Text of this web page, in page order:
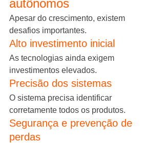
autônomos
Apesar do crescimento, existem
desafios importantes.
Alto investimento inicial
As tecnologias ainda exigem
investimentos elevados.
Precisão dos sistemas
O sistema precisa identificar
corretamente todos os produtos.
Segurança e prevenção de
perdas